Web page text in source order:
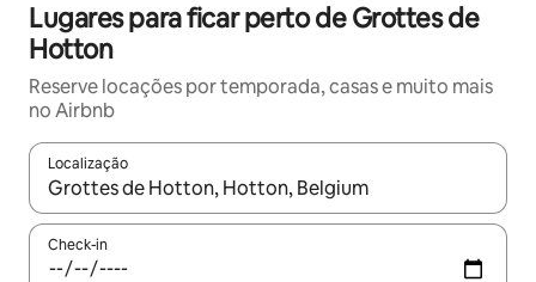
Lugares para ficar perto de Grottes de
Hotton
Reserve locações por temporada, casas e muito mais
no Airbnb
Localização
Quando os resultados estiverem disponíveis, explore-os
Check-in